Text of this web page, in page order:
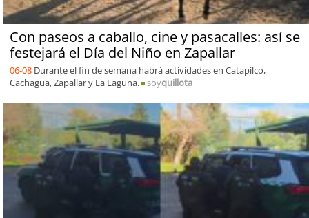
Con paseos a caballo, cine y pasacalles: así se
festejará el Día del Niño en Zapallar
06-08 Durante el fin de semana habrá actividades en Catapilco,
Cachagua, Zapallar y La Laguna.
soyquillota